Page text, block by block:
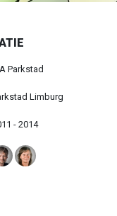
Parkstad
Limburg
- 2014